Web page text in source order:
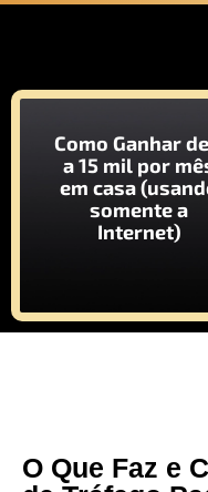
Como Ganhar
a 15 mil por
em casa
somente a
Internet)
O Que Faz e